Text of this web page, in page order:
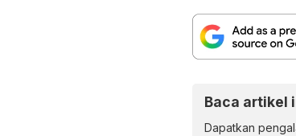
Baca artikel
Dapatkan